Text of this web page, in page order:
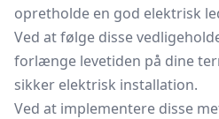
opretholde en god elektrisk
Ved at følge disse
forlænge levetiden på dine
sikker elektrisk installation.
Ved at implementere disse